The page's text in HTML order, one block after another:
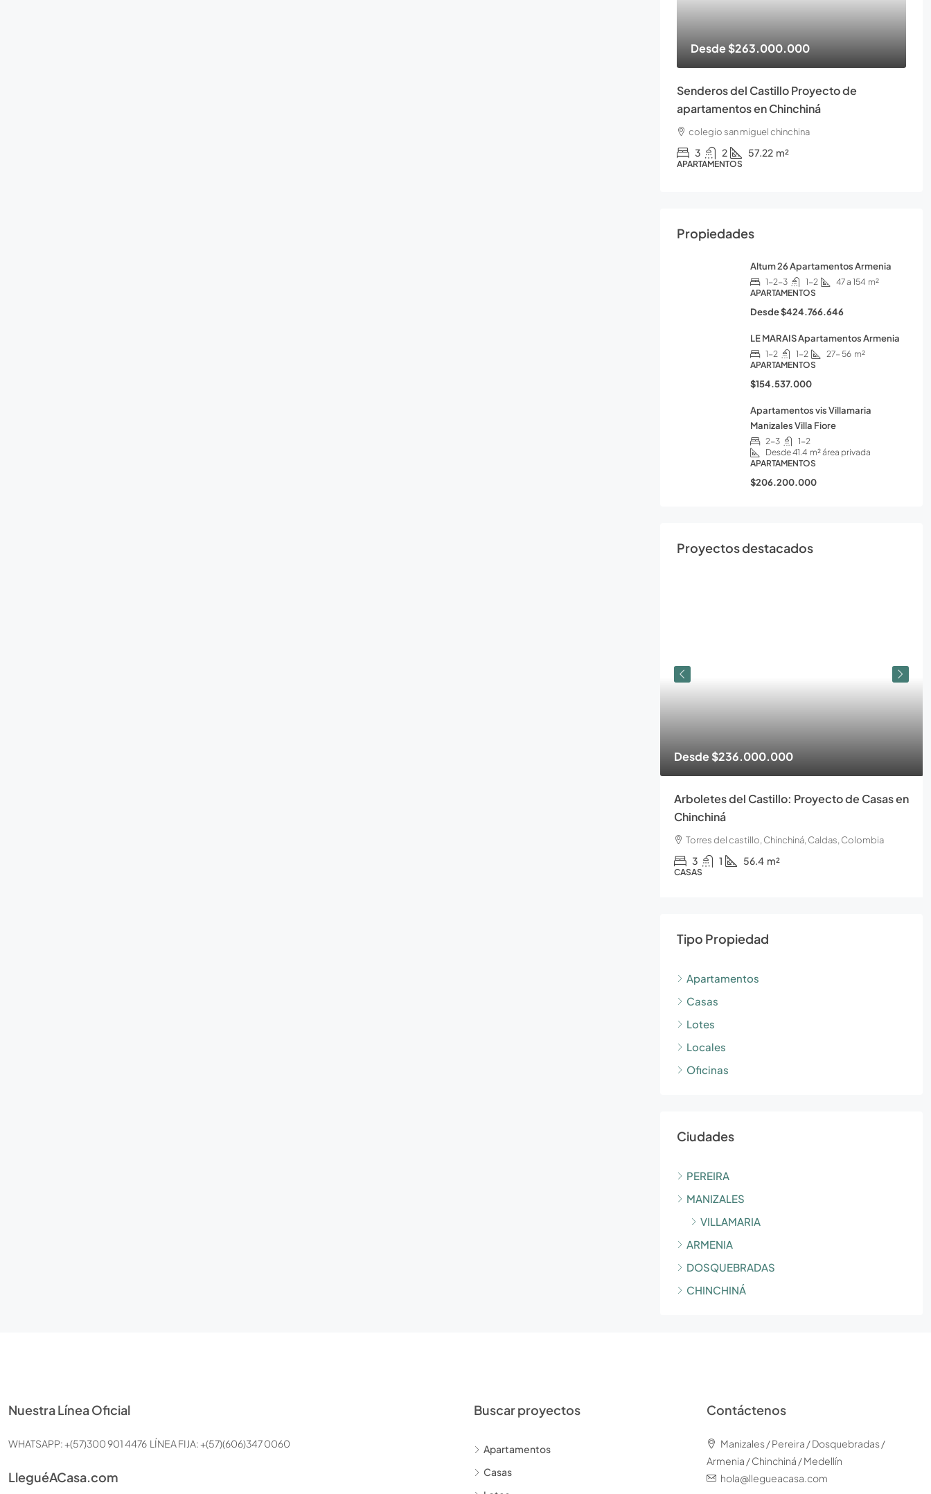
Desde$263.000.000
Senderos del Castillo Proyecto de
apartamentos en Chinchiná
colegio san miguel chinchina
3 2 57.22 m²
APARTAMENTOS
Propiedades
Altum 26 Apartamentos Armenia
1-2-3 1-2 47 a 154 m²
APARTAMENTOS
Desde$424.766.646
LE MARAIS Apartamentos Armenia
1-2 1-2 27- 56 m²
APARTAMENTOS
$154.537.000
Apartamentos vis Villamaria
Manizales Villa Fiore
2-3
1-2
Desde 41.4 m² área privada
APARTAMENTOS
$206.200.000
Proyectos destacados
Desde$236.000.000
Arboletes del Castillo: Proyecto de Casas en
Chinchiná
Torres del castillo, Chinchiná, Caldas, Colombia
3 1 56.4 m²
CASAS
Tipo Propiedad
Apartamentos
Casas
Lotes
Locales
Oficinas
Ciudades
PEREIRA
MANIZALES
VILLAMARIA
ARMENIA
DOSQUEBRADAS
CHINCHINÁ
Nuestra Línea Oficial
WHATSAPP: +(57)300 901 4476 LÍNEA FIJA: +(57)(606)347 0060
LleguéACasa.com
Buscar proyectos
Apartamentos
Casas
Contáctenos
Manizales / Pereira / Dosquebradas /
Armenia / Chinchiná / Medellín
hola@llegueacasa.com